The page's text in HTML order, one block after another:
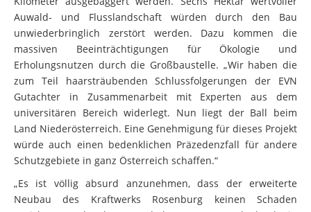
Kilometer ausgebaggert werden. Sechs Hektar wertvoller
Auwald- und Flusslandschaft würden durch den Bau
unwiederbringlich zerstört werden. Dazu kommen die
massiven Beeinträchtigungen für Ökologie und
Erholungsnutzen durch die Großbaustelle. „Wir haben die
zum Teil haarsträubenden Schlussfolgerungen der EVN
Gutachter in Zusammenarbeit mit Experten aus dem
universitären Bereich widerlegt. Nun liegt der Ball beim
Land Niederösterreich. Eine Genehmigung für dieses Projekt
würde auch einen bedenklichen Präzedenzfall für andere
Schutzgebiete in ganz Österreich schaffen.“
„Es ist völlig absurd anzunehmen, dass der erweiterte
Neubau des Kraftwerks Rosenburg keinen Schaden